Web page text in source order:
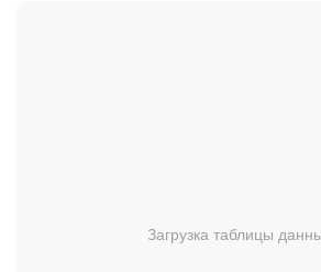
Загрузка таблицы